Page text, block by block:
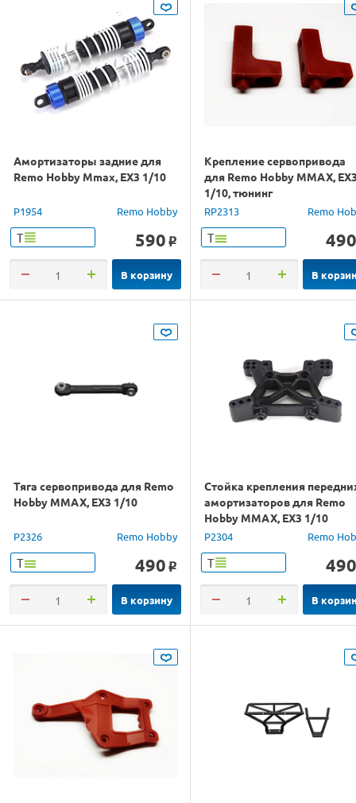
Амортизаторы задние для
Remo Hobby Mmax, EX3 1/10
P1954 Remo Hobby
Т 590 o
В корзину
Крепление сервопривода
для Remo Hobby MMAX,
1/10, тюнинг
RP2313 Remo
Т 490
В
Тяга сервопривода для Remo
Hobby MMAX, EX3 1/10
P2326 Remo Hobby
Т 490 o
В корзину
Стойка крепления
амортизаторов для Remo
Hobby MMAX, EX3 1/10
P2304 Remo
Т 490
В